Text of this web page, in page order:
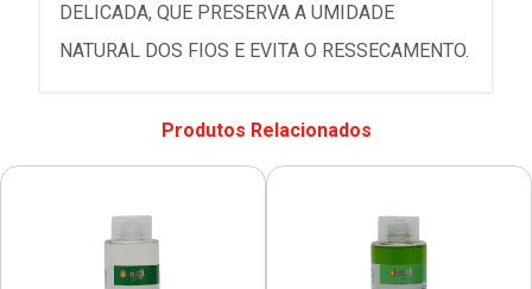
DELICADA, QUE PRESERVA A UMIDADE
NATURAL DOS FIOS E EVITA O RESSECAMENTO.
Produtos Relacionados